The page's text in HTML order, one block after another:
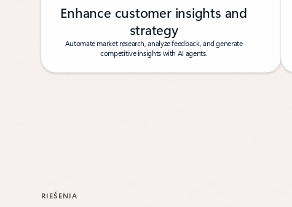
Enhance customer insights and
strategy
Automate market research, analyze feedback, and generate
competitive insights with AI agents.
RIEŠENIA